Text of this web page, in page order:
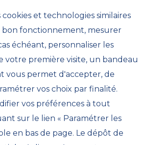
cookies et technologies similaires
bon fonctionnement, mesurer
échéant, personnaliser les
votre première visite, un bandeau
vous permet d'accepter, de
vos choix par finalité.
vos préférences à tout
sur le lien « Paramétrer les
en bas de page. Le dépôt de